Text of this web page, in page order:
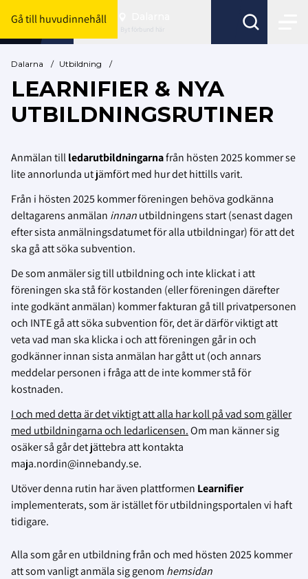
Gå till huvudinnehåll
Byt förbund här
Dalarna / Utbildning /
LEARNIFIER & NYA
UTBILDNINGSRUTINER
Anmälan tillledarutbildningarnafrån hösten 2025 kommer se
lite annorlunda ut jämfört med hur det hittills varit.
Från i hösten 2025 kommer föreningen behöva godkänna
deltagarens anmälan innanutbildningens start (senast dagen
efter sista anmälningsdatumet för alla utbildningar) för att det
ska gå att söka subvention.
De som anmäler sig till utbildning och inte klickat i att
föreningen ska stå för kostanden (eller föreningen därefter
inte godkänt anmälan) kommer fakturan gå till privatpersonen
och INTE gå att söka subvention för, det är därför viktigt att
veta vad man ska klicka i och att föreningen går in och
godkänner innan sista anmälan har gått ut (och annars
meddelar personen i fråga att de inte kommer stå för
kostnaden.
I och med detta är det viktigt att alla har koll på vad som gäller
med utbildningarna och ledarlicensen.Om man känner sig
osäker så går det jättebra att kontakta
maja.nordin@innebandy.se.
Utöver denna rutin har även plattformen Learnifier
implementerats, som är istället för utbildningsportalen vi haft
tidigare.
Alla som går en utbildning från och med hösten 2025 kommer
att som vanligt anmäla sig genom hemsidan